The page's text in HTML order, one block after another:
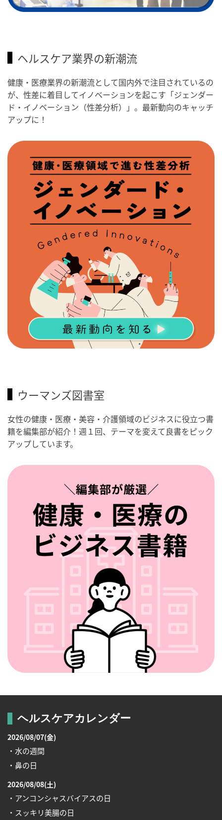
ヘルスケア業界の新潮流
健康・医療業界の新潮流として国内外で注目されているの
が、性差に着目してイノベーションを起こす「ジェンダー
ド・イノベーション（性差分析）」。最新動向のキャッチ
アップに！
ウーマンズ図書室
女性の健康・医療・美容・介護領域のビジネスに役立つ書
籍を編集部が紹介！週１回、テーマを変えて良書をピック
アップしています。
ヘルスケアカレンダー
2026/08/07(金)
・水の週間
・鼻の日
2026/08/08(土)
・アンコンシャスバイアスの日
・スッキリ美腸の日